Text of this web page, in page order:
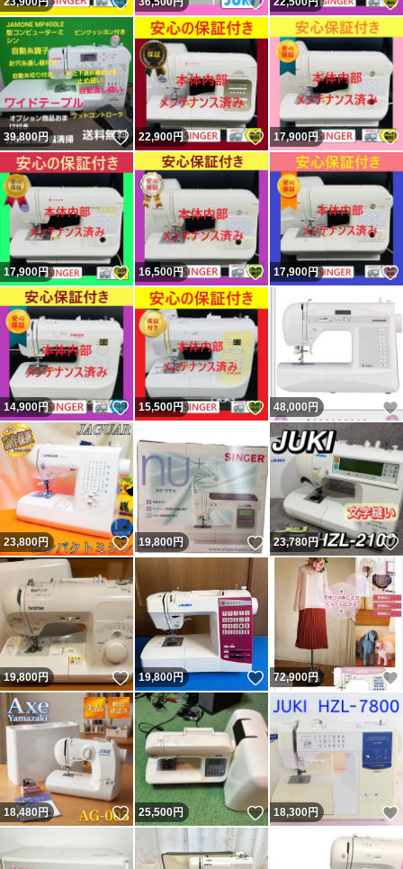
39,800円 いいね！
22,900円 いいね！
17,900円
17,900円 いいね！
16,500円 いいね！
17,900円
14,900円 いいね！
15,500円 いいね！
48,000円
23,800円 いいね！
19,800円 いいね！
23,780円
19,800円 いいね！
19,800円 いいね！
72,900円
18,480円 いいね！
25,500円 いいね！
18,300円